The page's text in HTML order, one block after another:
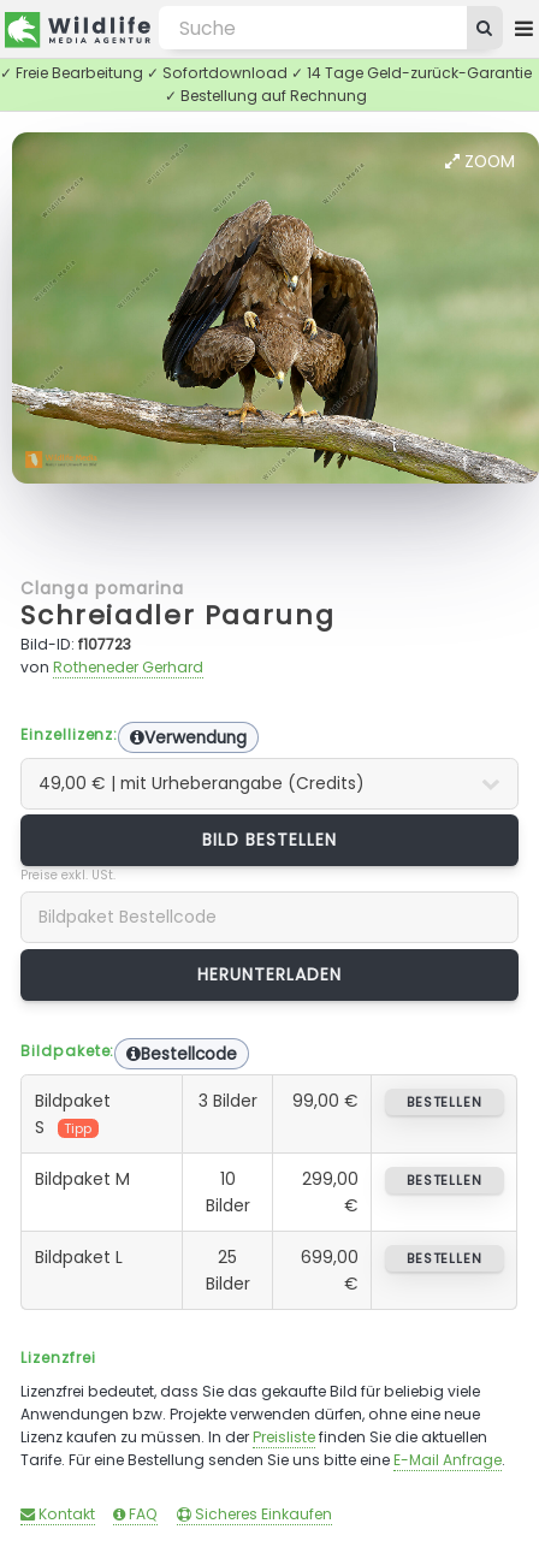
✓ Freie Bearbeitung ✓ Sofortdownload ✓ 14 Tage Geld-zurück-Garantie
✓ Bestellung auf Rechnung
ZOOM
Clanga pomarina
Schreiadler Paarung
Bild-ID:f107723
vonRotheneder Gerhard
Einzellizenz: Verwendung
BILD BESTELLEN
Preise exkl. USt.
Bildpakete: Bestellcode
Bildpaket
S
Tipp
3 Bilder 99,00 € BESTELLEN
Bildpaket M
10
Bilder
299,00
€
BESTELLEN
Bildpaket L
25
Bilder
699,00
€
BESTELLEN
Lizenzfrei
Lizenzfrei bedeutet, dass Sie das gekaufte Bild für beliebig viele
Anwendungen bzw. Projekte verwenden dürfen, ohne eine neue
Lizenz kaufen zu müssen. In derPreislistefinden Sie die aktuellen
Tarife. Für eine Bestellung senden Sie uns bitte eineE-Mail Anfrage.
Kontakt FAQ Sicheres Einkaufen